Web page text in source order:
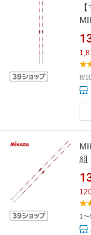
ン
8/
組
不
1